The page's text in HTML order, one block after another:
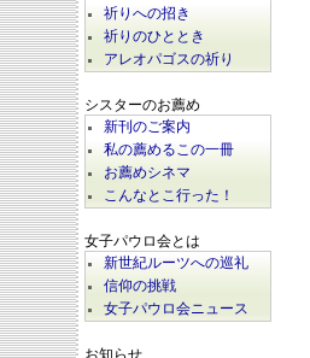
祈りへの招き
祈りのひととき
アレオパゴスの祈り
シスターのお薦め
新刊のご案内
私の薦めるこの一冊
お薦めシネマ
こんなとこ行った！
女子パウロ会とは
新世紀ルーツへの巡礼
信仰の挑戦
女子パウロ会ニュース